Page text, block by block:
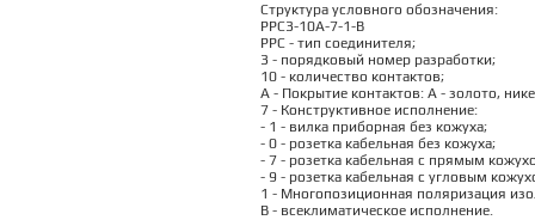
Структура условного обозначения:
РРС3-10А-7-1-В
РРС - тип соединителя;
3 - порядковый номер разработки;
10 - количество контактов;
А - Покрытие контактов: А - золото,
7 - Конструктивное исполнение:
- 1 - вилка приборная без кожуха;
- 0 - розетка кабельная без кожуха;
- 7 - розетка кабельная с прямым
- 9 - розетка кабельная с угловым
1 - Многопозиционная поляризация
В - всеклиматическое исполнение.